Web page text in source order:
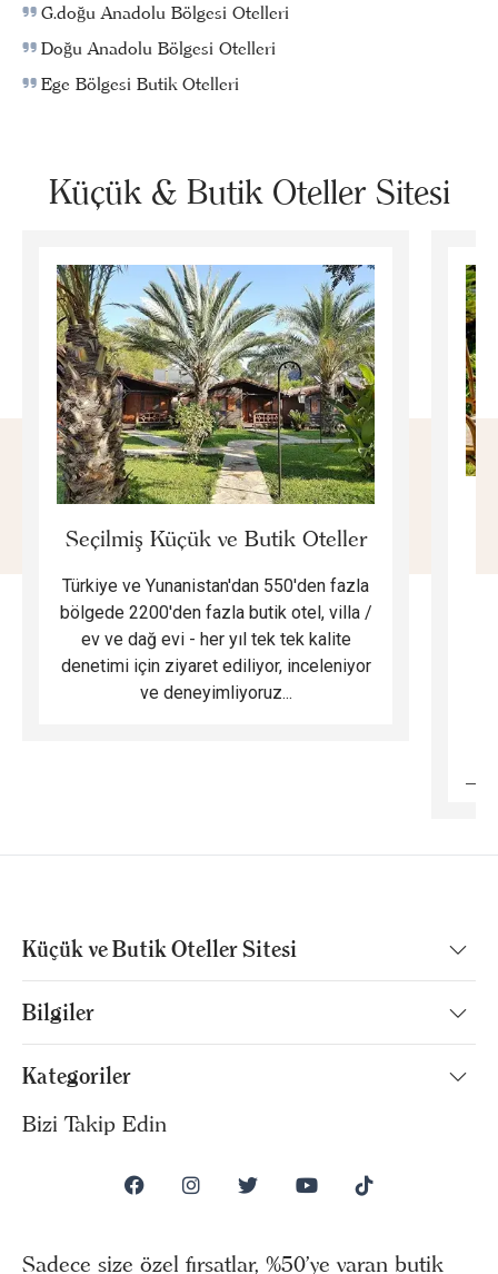
G.doğu Anadolu Bölgesi Otelleri
Doğu Anadolu Bölgesi Otelleri
Ege Bölgesi Butik Otelleri
Küçük & Butik Oteller Sitesi
Seçilmiş Küçük ve Butik Oteller
Türkiye ve Yunanistan'dan 550'den fazla
bölgede 2200'den fazla butik otel, villa /
ev ve dağ evi - her yıl tek tek kalite
denetimi için ziyaret ediliyor, inceleniyor
ve deneyimliyoruz...
Küçük ve Butik Oteller Sitesi
Bilgiler
Kategoriler
Bizi Takip Edin
Sadece size özel fırsatlar, %50’ye varan butik